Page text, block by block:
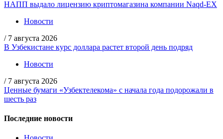
НАПП выдало лицензию криптомагазина компании Naqd-EX
Новости
/ 7 августа 2026
В Узбекистане курс доллара растет второй день подряд
Новости
/ 7 августа 2026
Ценные бумаги «Узбектелекома» с начала года подорожали в
шесть раз
Последние новости